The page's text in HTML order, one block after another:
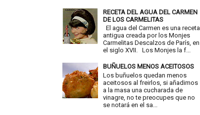
RECETA DEL AGUA DEL CARMEN
DE LOS CARMELITAS
El agua del Carmen es una receta
antigua creada por los Monjes
Carmelitas Descalzos de París, en
el siglo XVII. Los Monjes la f...
BUÑUELOS MENOS ACEITOSOS
Los buñuelos quedan menos
aceitosos al freirlos, si añadimos
a la masa una cucharada de
vinagre, no te preocupes que no
se notará en el sa...